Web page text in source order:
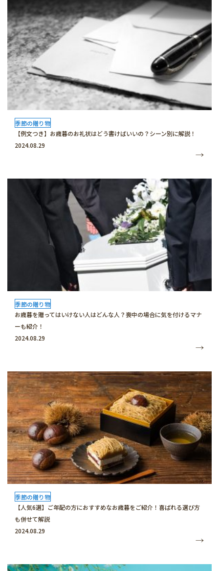
季節の贈り物
【例文つき】お歳暮のお礼状はどう書けばいいの？シーン別に解説！
2024.08.29
季節の贈り物
お歳暮を贈ってはいけない人はどんな人？喪中の場合に気を付けるマナ
ーも紹介！
2024.08.29
季節の贈り物
【人気6選】ご年配の方におすすめなお歳暮をご紹介！喜ばれる選び方
も併せて解説
2024.08.29